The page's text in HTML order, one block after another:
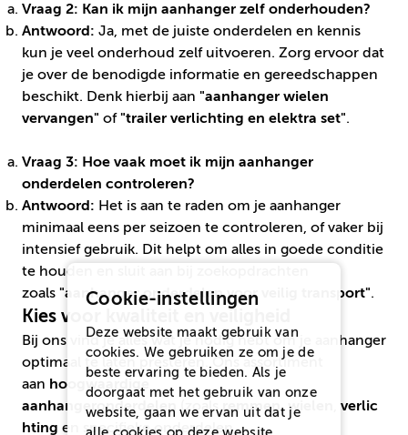
Vraag 2: Kan ik mijn aanhanger zelf onderhouden?
Antwoord: Ja, met de juiste onderdelen en kennis
kun je veel onderhoud zelf uitvoeren. Zorg ervoor dat
je over de benodigde informatie en gereedschappen
beschikt. Denk hierbij aan "aanhanger wielen
vervangen" of"trailer verlichting en elektra set".
Vraag 3: Hoe vaak moet ik mijn aanhanger
onderdelen controleren?
Antwoord: Het is aan te raden om je aanhanger
minimaal eens per seizoen te controleren, of vaker bij
intensief gebruik. Dit helpt om alles in goede conditie
te houden en sluit aan bij zoekopdrachten
zoals "aanhanger onderdelen voor veilig transport".
Kies voor kwaliteit en veiligheid
Bij ons vind je alles wat je nodig hebt om je aanhanger
optimaal te laten presteren. Ons assortiment
aan hoogwaardige
aanhangeronderdelen (zoalsremmen, wielen
verlic
hting en specifieke onderdelen
Cookie-instellingen
Deze website maakt gebruik van
cookies. We gebruiken ze om je de
beste ervaring te bieden. Als je
doorgaat met het gebruik van onze
website, gaan we ervan uit dat je
alle cookies op deze website